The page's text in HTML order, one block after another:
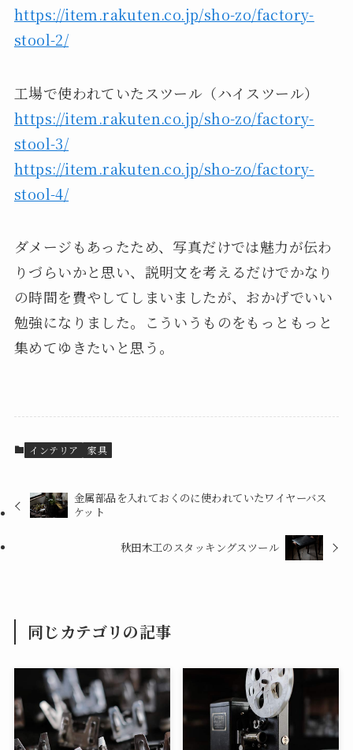
https://item.rakuten.co.jp/sho-zo/factory-
stool-2/
工場で使われていたスツール（ハイスツール）
https://item.rakuten.co.jp/sho-zo/factory-
stool-3/
https://item.rakuten.co.jp/sho-zo/factory-
stool-4/
ダメージもあったため、写真だけでは魅力が伝わ
りづらいかと思い、説明文を考えるだけでかなり
の時間を費やしてしまいましたが、おかげでいい
勉強になりました。こういうものをもっともっと
集めてゆきたいと思う。
インテリア 家具
金属部品を入れておくのに使われていたワイヤーバス
ケット
秋田木工のスタッキングスツール
同じカテゴリの記事